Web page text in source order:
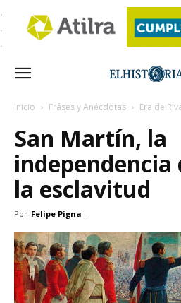
Inicio Fráses y Anécdotas Era de
San Martín, la
independencia
la esclavitud
Por Felipe Pigna -